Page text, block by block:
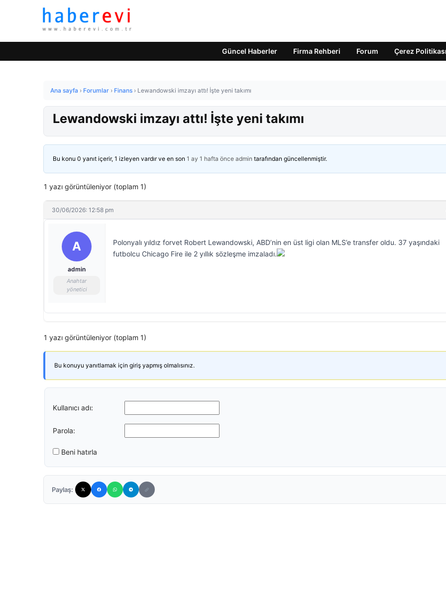
Güncel Haberler Firma Rehberi Forum Çerez Politikası
Ana sayfa › Forumlar › Finans › Lewandowski imzayı attı! İşte yeni takımı
Lewandowski imzayı attı! İşte yeni takımı
Bu konu 0 yanıt içerir, 1 izleyen vardır ve en son 1 ay 1 hafta önce admin tarafından güncellenmiştir.
1 yazı görüntüleniyor (toplam 1)
30/06/2026: 12:58 pm
A
admin
Anahtar
yönetici
Polonyalı yıldız forvet Robert Lewandowski, ABD’nin en üst ligi olan MLS’e transfer oldu. 37 yaşındaki
futbolcu Chicago Fire ile 2 yıllık sözleşme imzaladı.
1 yazı görüntüleniyor (toplam 1)
Bu konuyu yanıtlamak için giriş yapmış olmalısınız.
Kullanıcı adı:
Parola:
Beni hatırla
Paylaş: